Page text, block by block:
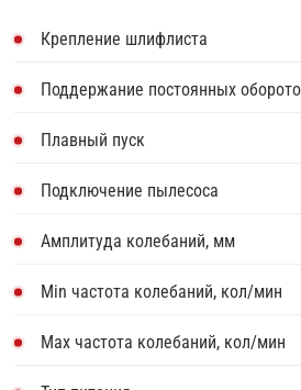
Крепление шлифлиста
Поддержание постоянных
Плавный пуск
Подключение пылесоса
Амплитуда колебаний, мм
Min частота колебаний, кол/мин
Max частота колебаний, кол/мин